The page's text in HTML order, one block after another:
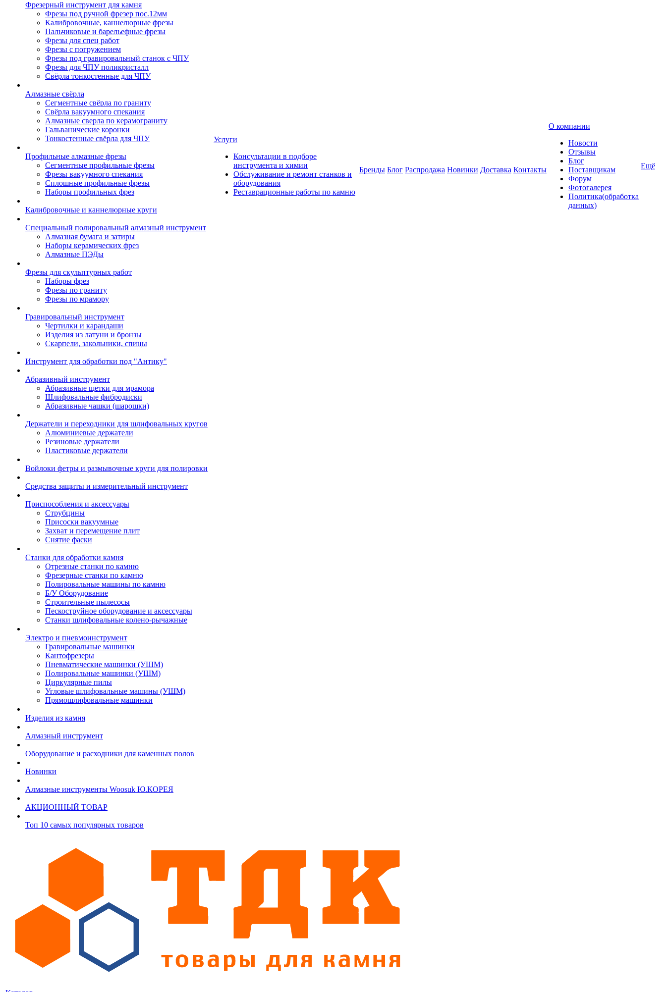
Фрезерный инструмент для камня
Фрезы под ручной фрезер пос.12мм
Калибровочные, каннелюрные фрезы
Пальчиковые и барельефные фрезы
Фрезы для спец работ
Фрезы с погружением
Фрезы под гравировальный станок с ЧПУ
Фрезы для ЧПУ поликристалл
Свёрла тонкостенные для ЧПУ
Алмазные свёрла
Сегментные свёрла по граниту
Свёрла вакуумного спекания
Алмазные сверла по керамограниту
Гальванические коронки
Тонкостенные свёрла для ЧПУ
Профильные алмазные фрезы
Сегментные профильные фрезы
Фрезы вакуумного спекания
Сплошные профильные фрезы
Наборы профильных фрез
Калибровочные и каннелюрные круги
Специальный полировальный алмазный инструмент
Алмазная бумага и затиры
Наборы керамических фрез
Алмазные ПЭДы
Фрезы для скульптурных работ
Наборы фрез
Фрезы по граниту
Фрезы по мрамору
Гравировальный инструмент
Чертилки и карандаши
Изделия из латуни и бронзы
Скарпели, закольники, спицы
Инструмент для обработки под "Антику"
Абразивный инструмент
Абразивные щетки для мрамора
Шлифовальные фибродиски
Абразивные чашки (шарошки)
Держатели и переходники для шлифовальных кругов
Алюминиевые держатели
Резиновые держатели
Пластиковые держатели
Войлоки фетры и размывочные круги для полировки
Средства защиты и измерительный инструмент
Приспособления и аксессуары
Струбцины
Присоски вакуумные
Захват и перемещение плит
Снятие фаски
Станки для обработки камня
Отрезные станки по камню
Фрезерные станки по камню
Полировальные машины по камню
Б/У Оборудование
Строительные пылесосы
Пескоструйное оборудование и аксессуары
Станки шлифовальные колено-рычажные
Электро и пневмоинструмент
Гравировальные машинки
Кантофрезеры
Пневматические машинки (УШМ)
Полировальные машинки (УШМ)
Циркулярные пилы
Угловые шлифовальные машины (УШМ)
Прямошлифовальные машинки
Изделия из камня
Алмазный инструмент
Оборудование и расходники для каменных полов
Новинки
Алмазные инструменты Woosuk Ю.КОРЕЯ
АКЦИОННЫЙ ТОВАР
Топ 10 самых популярных товаров
Услуги
Консультации в подборе
инструмента и химии
Обслуживание и ремонт станков и
оборудования
Реставрационные работы по камню
Бренды Блог Распродажа Новинки Доставка Контакты
О компании
Новости
Отзывы
Блог
Поставщикам
Форум
Фотогалерея
Политика(обработка
данных)
Ещё